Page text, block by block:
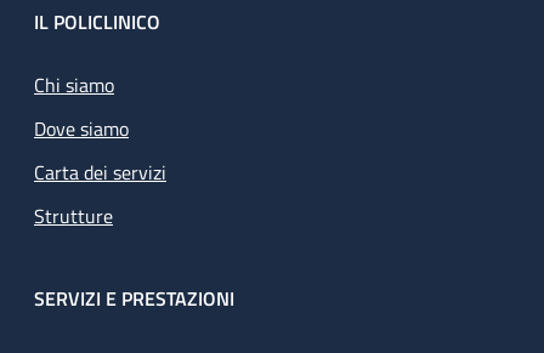
Footer
IL POLICLINICO
Chi siamo
Dove siamo
Carta dei servizi
Strutture
SERVIZI E PRESTAZIONI